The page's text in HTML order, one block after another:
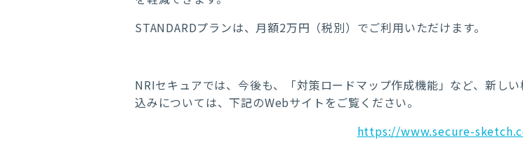
STANDARDプランは、月額2万円（税別）でご利用いただけます。
NRIセキュアでは、今後も、「対策ロードマップ作成機能」など、新し
込みについては、下記のWebサイトをご覧ください。
https://www.secure-